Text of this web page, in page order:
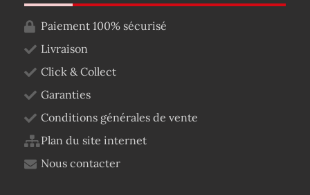
Paiement 100% sécurisé
Livraison
Click & Collect
Garanties
Conditions générales de vente
Plan du site internet
Nous contacter